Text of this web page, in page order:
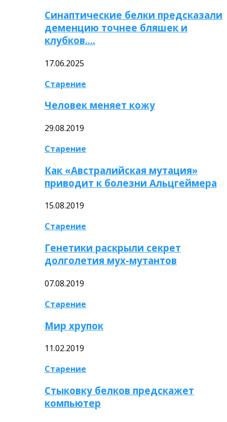
Синаптические белки предсказали
деменцию точнее бляшек и
клубков….
17.06.2025
Старение
Человек меняет кожу
29.08.2019
Старение
Как «Австралийская мутация»
приводит к болезни Альцгеймера
15.08.2019
Старение
Генетики раскрыли секрет
долголетия мух-мутантов
07.08.2019
Старение
Мир хрупок
11.02.2019
Старение
Стыковку белков предскажет
компьютер